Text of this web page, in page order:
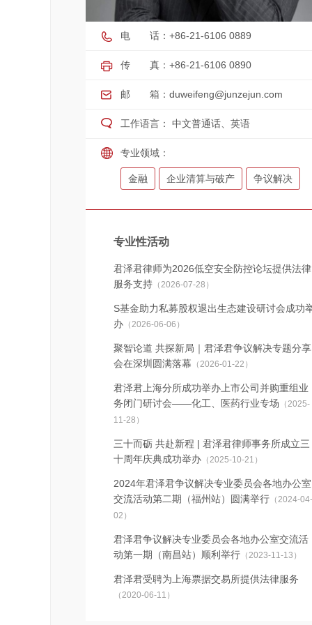
电 话：+86-21-6106 0889
传 真：+86-21-6106 0890
邮 箱： duweifeng@junzejun.com
工作语言： 中文普通话、英语
专业领域：
金融 企业清算与破产 争议解决
专业性活动
君泽君律师为2026低空安全防控论坛提供法律
服务支持 （2026-07-28）
S基金助力私募股权退出生态建设研讨会成功
办 （2026-06-06）
聚智论道 共探新局｜君泽君争议解决专题分享
会在深圳圆满落幕 （2026-01-22）
君泽君上海分所成功举办上市公司并购重组业
务闭门研讨会——化工、医药行业专场 （2025-
11-28）
三十而砺 共赴新程 | 君泽君律师事务所成立三
十周年庆典成功举办 （2025-10-21）
2024年君泽君争议解决专业委员会各地办公室
交流活动第二期（福州站）圆满举行 （2024-04-
02）
君泽君争议解决专业委员会各地办公室交流活
动第一期（南昌站）顺利举行 （2023-11-13）
君泽君受聘为上海票据交易所提供法律服务
（2020-06-11）